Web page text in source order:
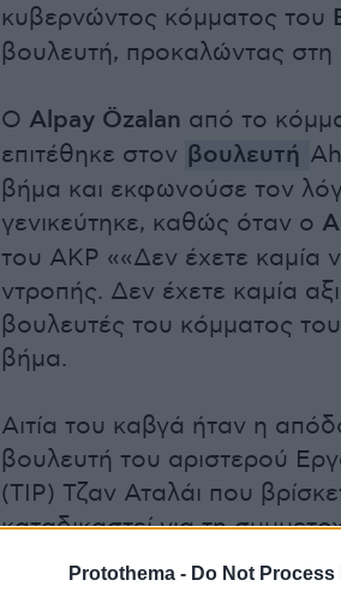
Protothema - Do Not
κυβερνώντος κόμματος του
βουλευτή, προκαλώντας στη
Ο Alpay Özalan από το
επιτέθηκε στον βουλευτή
βήμα και εκφωνούσε τον
γενικεύτηκε, καθώς όταν ο
του AKP ««Δεν έχετε καμία
ντροπής. Δεν έχετε καμία
βουλευτές του κόμματος
βήμα.
Αιτία του καβγά ήταν η
βουλευτή του αριστερού
(ΤΙΡ) Τζαν Αταλάι που
καταδικαστεί για τη
πάρκου Γκεζί.